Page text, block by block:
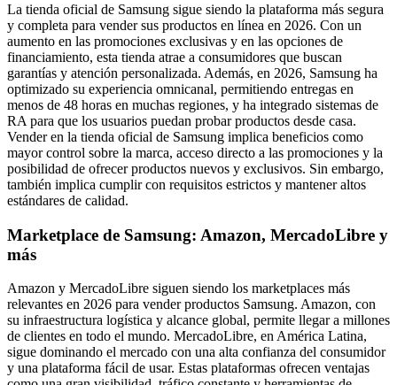
La tienda oficial de Samsung sigue siendo la plataforma más segura
y completa para vender sus productos en línea en 2026. Con un
aumento en las promociones exclusivas y en las opciones de
financiamiento, esta tienda atrae a consumidores que buscan
garantías y atención personalizada. Además, en 2026, Samsung ha
optimizado su experiencia omnicanal, permitiendo entregas en
menos de 48 horas en muchas regiones, y ha integrado sistemas de
RA para que los usuarios puedan probar productos desde casa.
Vender en la tienda oficial de Samsung implica beneficios como
mayor control sobre la marca, acceso directo a las promociones y la
posibilidad de ofrecer productos nuevos y exclusivos. Sin embargo,
también implica cumplir con requisitos estrictos y mantener altos
estándares de calidad.
Marketplace de Samsung: Amazon, MercadoLibre y
más
Amazon y MercadoLibre siguen siendo los marketplaces más
relevantes en 2026 para vender productos Samsung. Amazon, con
su infraestructura logística y alcance global, permite llegar a millones
de clientes en todo el mundo. MercadoLibre, en América Latina,
sigue dominando el mercado con una alta confianza del consumidor
y una plataforma fácil de usar. Estas plataformas ofrecen ventajas